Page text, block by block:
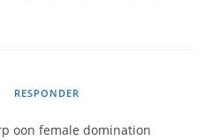
RESPONDER
oon female domination